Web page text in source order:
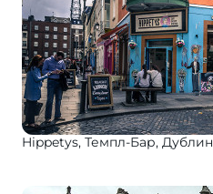
Hippetys, Темпл-Бар, Дублин